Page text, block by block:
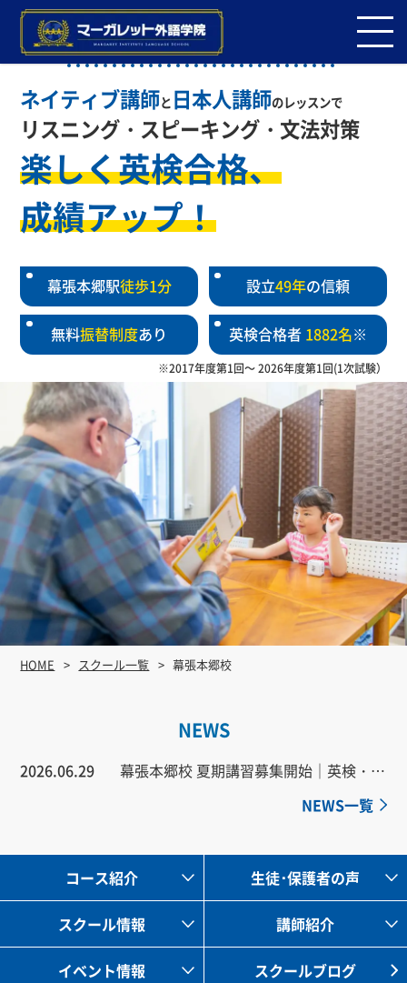
マーガレット外語学院 幕張本郷校
ネイティブ講師と 日本人講師のレッスンで
リスニング・スピーキング・文法対策
楽しく英検合格、
成績アップ！
幕張本郷駅徒歩1分 設立49年の信頼
無料振替制度あり 英検合格者 1882名※
※2017年度第1回～2026年度第1回(1次試験）
HOME スクール一覧 幕張本郷校
NEWS
2026.06.29
幕張本郷校 夏期講習募集開始｜英検・英検ライティング・フォニックス・フォローアップ・定期テスト対策
NEWS一覧
コース紹介 生徒･保護者の声
スクール情報 講師紹介
イベント情報 スクールブログ